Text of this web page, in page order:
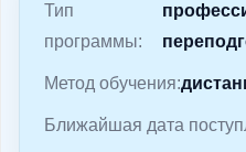
Тип
программы:
Метод обучения:
Ближайшая дата